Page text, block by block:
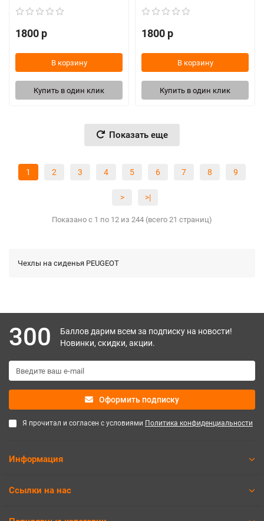
1800 р
В корзину
Купить в один клик
1800 р
В корзину
Купить в один клик
Показать еще
1 2 3 4 5 6 7 8 9
> >|
Показано с 1 по 12 из 244 (всего 21 страниц)
Чехлы на сиденья PEUGEOT
300
Баллов дарим всем за подписку на новости!
Новинки, скидки, акции.
Оформить подписку
Я прочитал и согласен с условиями Политика конфиденциальности
Информация
Ссылки на нас